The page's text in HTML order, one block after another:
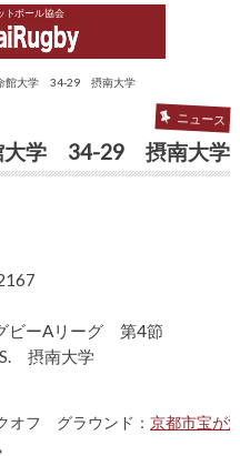
トボール協会
館大学 34-29 摂南大学
ニュース
大学 34-29 摂南大学
ビーAリーグ 第4節
摂南大学
オフ グラウンド：京都市宝が